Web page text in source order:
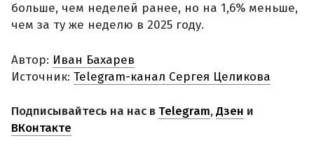
больше, чем неделей ранее, но на 1,6% меньше,
чем за ту же неделю в 2025 году.
Автор: Иван Бахарев
Источник: Telegram-канал Сергея Целикова
Подписывайтесь на нас в Telegram,Дзен и
ВКонтакте